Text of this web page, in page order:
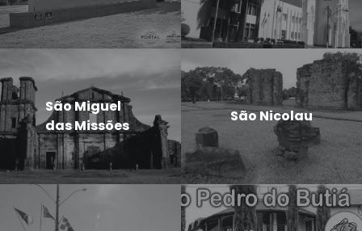
São Miguel
das Missões
São Nicolau